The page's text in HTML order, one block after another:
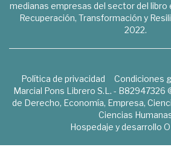
medianas empresas del sector del libro
Recuperación, Transformación y
2022.
Política de privacidad Condiciones
Marcial Pons Librero S.L. - B82947326
de Derecho, Economía, Empresa,
Ciencias
Hospedaje y desarrollo